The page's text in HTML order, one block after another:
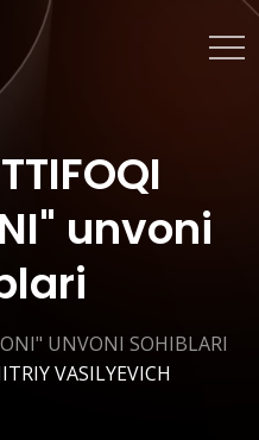
unvoni
UNVONI SOHIBLARI
VASILYEVICH